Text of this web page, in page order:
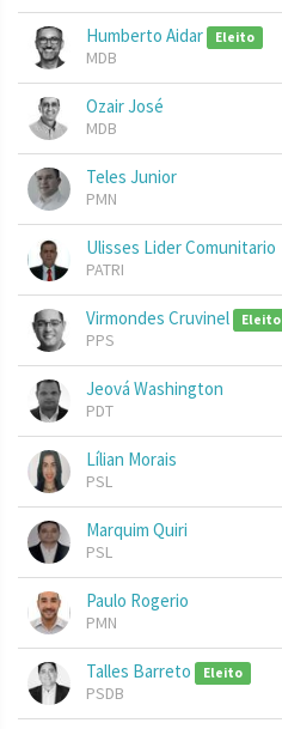
Humberto Aidar Eleito
MDB
Ozair José
MDB
Teles Junior
PMN
Ulisses Lider Comunitario
PATRI
Virmondes Cruvinel Eleito
PPS
Jeová Washington
PDT
Lílian Morais
PSL
Marquim Quiri
PSL
Paulo Rogerio
PMN
Talles Barreto Eleito
PSDB